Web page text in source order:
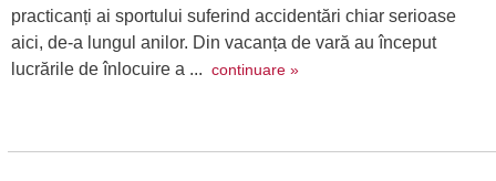
practicanți ai sportului suferind accidentări chiar serioase
aici, de-a lungul anilor. Din vacanța de vară au început
lucrările de înlocuire a ... continuare »